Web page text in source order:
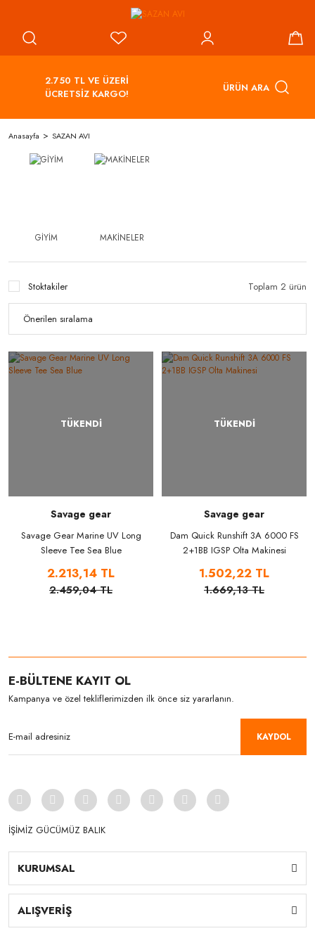
2.750 TL VE ÜZERİ
ÜCRETSİZ KARGO!
ÜRÜN ARA
Anasayfa SAZAN AVI
GİYİM MAKİNELER
Stoktakiler Toplam 2 ürün
TÜKENDİ
Savage gear
Savage Gear Marine UV Long
Sleeve Tee Sea Blue
2.213,14 TL
2.459,04 TL
TÜKENDİ
Savage gear
Dam Quick Runshift 3A 6000 FS
2+1BB IGSP Olta Makinesi
1.502,22 TL
1.669,13 TL
E-BÜLTENE KAYIT OL
Kampanya ve özel tekliflerimizden ilk önce siz yararlanın.
KAYDOL
İŞİMİZ GÜCÜMÜZ BALIK
KURUMSAL
ALIŞVERİŞ